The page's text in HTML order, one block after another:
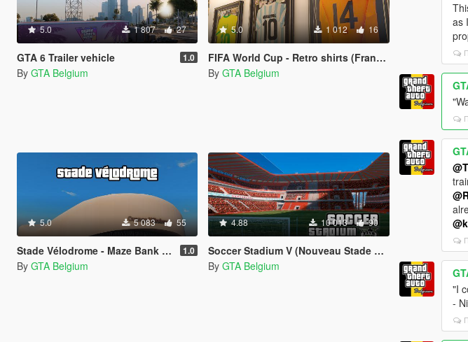
5.0 1 807 27
GTA 6 Trailer vehicle 1.0
By GTA Belgium
5.0 1 012 16
FIFA World Cup - Retro shirts (Franklin)
By GTA Belgium
5.0 5 083 55
Stade Vélodrome - Maze Bank Arena REPLACE 1.0
By GTA Belgium
4.88 10 013 90
Soccer Stadium V (Nouveau Stade Sclessin)
By GTA Belgium
as
"I
-